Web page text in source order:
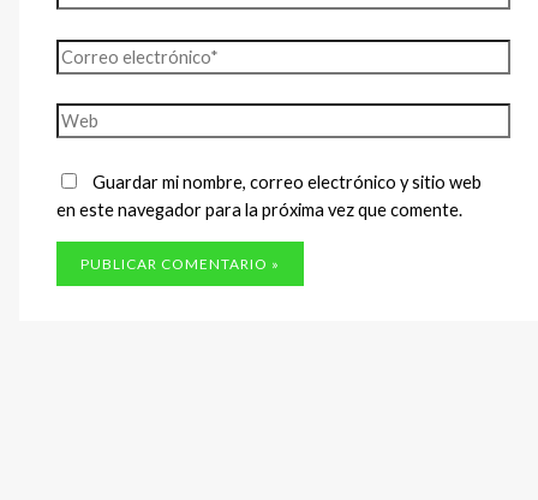
Correo
electrónico*
Web
Guardar mi nombre, correo electrónico y sitio web
en este navegador para la próxima vez que comente.